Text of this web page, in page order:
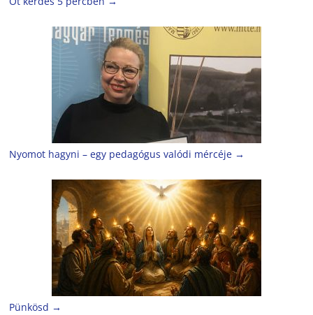
Nyomot hagyni – egy pedagógus valódi mércéje →
Pünkösd →